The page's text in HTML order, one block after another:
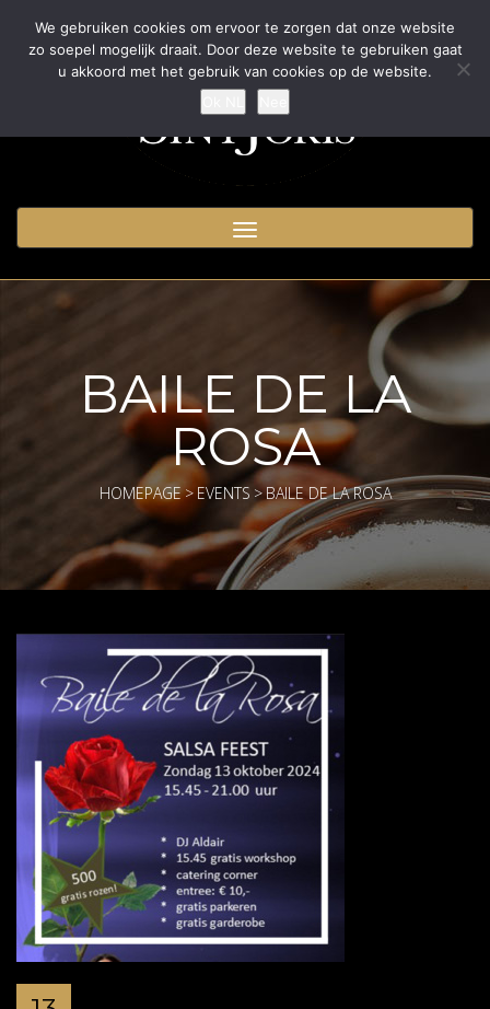
Toggle
navigation
BAILE DE LA
ROSA
HOMEPAGE>EVENTS >BAILE DE LA ROSA
We gebruiken cookies om ervoor te zorgen dat onze website
zo soepel mogelijk draait. Door deze website te gebruiken gaat
u akkoord met het gebruik van cookies op de website.